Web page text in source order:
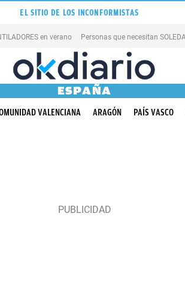
EL SITIO DE LOS INCONFORMISTAS
en verano Personas que necesitan
ESPAÑA
VALENCIANA ARAGÓN PAÍS VASCO